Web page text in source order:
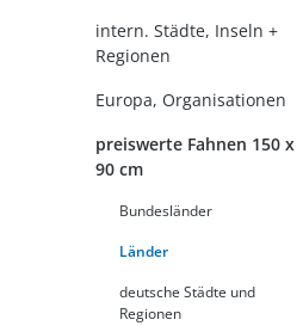
intern. Städte, Inseln +
Regionen
Europa, Organisationen
preiswerte Fahnen 150 x
90 cm
Bundesländer
Länder
deutsche Städte und
Regionen